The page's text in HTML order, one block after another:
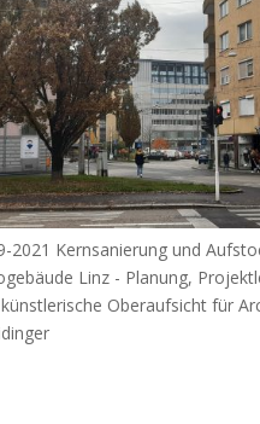
2021 Kernsanierung und
Linz - Planung,
Oberaufsicht für